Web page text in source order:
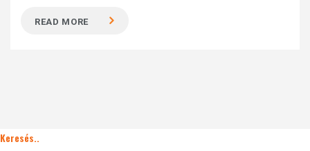
READ MORE
Keresés..